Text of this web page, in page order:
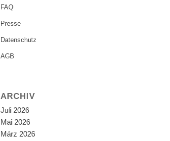
FAQ
Presse
Datenschutz
AGB
ARCHIV
Juli 2026
Mai 2026
März 2026